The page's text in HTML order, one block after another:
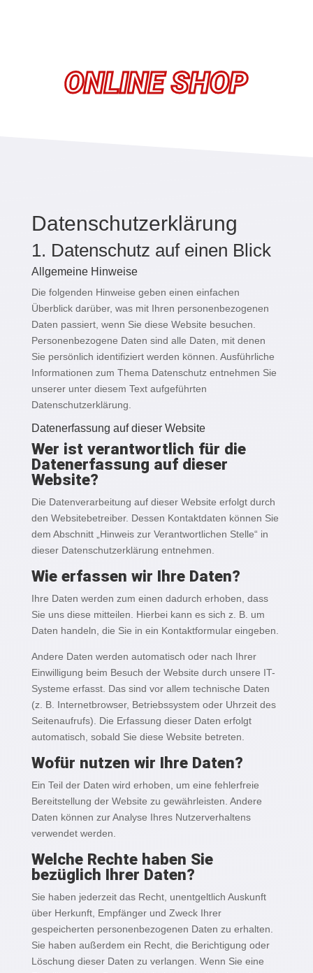
ONLINE SHOP
Datenschutz­erklärung
1. Datenschutz auf einen Blick
Allgemeine Hinweise
Die folgenden Hinweise geben einen einfachen
Überblick darüber, was mit Ihren personenbezogenen
Daten passiert, wenn Sie diese Website besuchen.
Personenbezogene Daten sind alle Daten, mit denen
Sie persönlich identifiziert werden können. Ausführliche
Informationen zum Thema Datenschutz entnehmen Sie
unserer unter diesem Text aufgeführten
Datenschutzerklärung.
Datenerfassung auf dieser Website
Wer ist verantwortlich für die
Datenerfassung auf dieser
Website?
Die Datenverarbeitung auf dieser Website erfolgt durch
den Websitebetreiber. Dessen Kontaktdaten können Sie
dem Abschnitt „Hinweis zur Verantwortlichen Stelle“ in
dieser Datenschutzerklärung entnehmen.
Wie erfassen wir Ihre Daten?
Ihre Daten werden zum einen dadurch erhoben, dass
Sie uns diese mitteilen. Hierbei kann es sich z. B. um
Daten handeln, die Sie in ein Kontaktformular eingeben.
Andere Daten werden automatisch oder nach Ihrer
Einwilligung beim Besuch der Website durch unsere IT-
Systeme erfasst. Das sind vor allem technische Daten
(z. B. Internetbrowser, Betriebssystem oder Uhrzeit des
Seitenaufrufs). Die Erfassung dieser Daten erfolgt
automatisch, sobald Sie diese Website betreten.
Wofür nutzen wir Ihre Daten?
Ein Teil der Daten wird erhoben, um eine fehlerfreie
Bereitstellung der Website zu gewährleisten. Andere
Daten können zur Analyse Ihres Nutzerverhaltens
verwendet werden.
Welche Rechte haben Sie
bezüglich Ihrer Daten?
Sie haben jederzeit das Recht, unentgeltlich Auskunft
über Herkunft, Empfänger und Zweck Ihrer
gespeicherten personenbezogenen Daten zu erhalten.
Sie haben außerdem ein Recht, die Berichtigung oder
Löschung dieser Daten zu verlangen. Wenn Sie eine